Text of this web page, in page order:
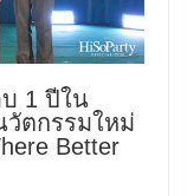
1 ปีใน
วัตกรรมใหม่
Better